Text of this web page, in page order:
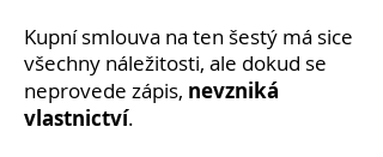
Kupní smlouva na ten šestý má sice
všechny náležitosti, ale dokud se
neprovede zápis, nevzniká
vlastnictví.